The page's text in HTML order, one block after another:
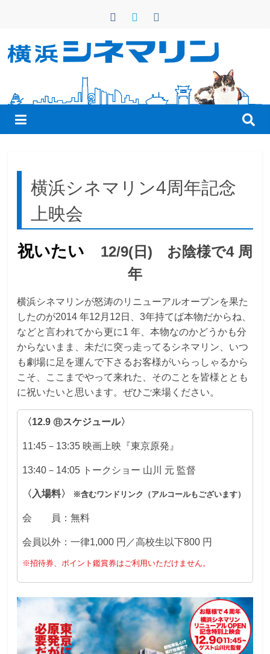
ン
横
浜
シ
ネ
マ
リ
ン
た
画
街
横浜シネマリン4周年記念
上映会
祝いたい
12/9(日) お陰様で4 周
年
横浜シネマリンが怒涛のリニューアルオープンを果た
したのが2014 年12月12日、3年持てば本物だからね、
などと言われてから更に1 年、本物なのかどうかも分
からないまま、未だに突っ走ってるシネマリン、いつ
も劇場に足を運んで下さるお客様がいらっしゃるから
こそ、ここまでやって来れた、そのことを皆様ととも
に祝いたいと思います。ぜひご来場ください。
〈12.9 ㊐スケジュール〉
11:45－13:35 映画上映『東京原発』
13:40－14:05 トークショー 山川 元 監督
〈入場料〉 ※含むワンドリンク（アルコールもございます）
会 員：無料
会員以外：一律1,000 円／高校生以下800 円
※招待券、ポイント鑑賞券はご利用いただけません。